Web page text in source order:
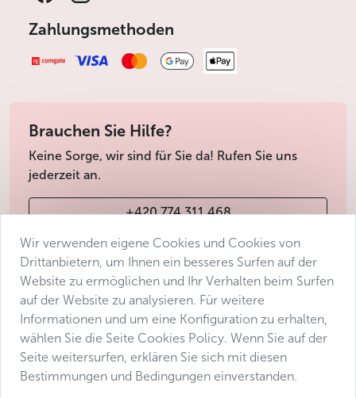
Zahlungsmethoden
Brauchen Sie Hilfe?
Keine Sorge, wir sind für Sie da! Rufen Sie uns
jederzeit an.
+420 774 311 468
info@avantgarde-prague.cz
Geschäftsbedingungen
Datenschutz
Barrierefreiheitserklärung
Manage consent
Wir verwenden eigene Cookies und Cookies von
Drittanbietern, um Ihnen ein besseres Surfen auf der
Website zu ermöglichen und Ihr Verhalten beim Surfen
auf der Website zu analysieren. Für weitere
Informationen und um eine Konfiguration zu erhalten,
wählen Sie die Seite Cookies Policy. Wenn Sie auf der
Seite weitersurfen, erklären Sie sich mit diesen
Bestimmungen und Bedingungen einverstanden.